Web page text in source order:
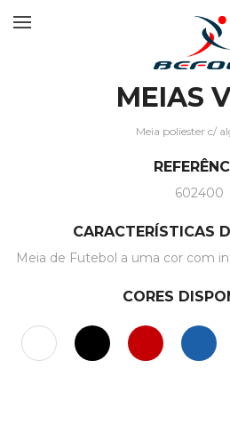
MEIAS
Meia poliester c/
602400
CARACTERÍSTICAS
Meia de Futebol a uma cor com
CORES